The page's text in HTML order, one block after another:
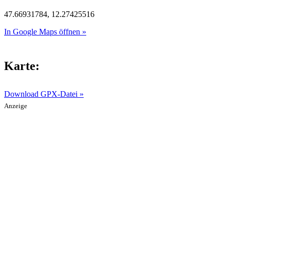
47.66931784, 12.27425516
In Google Maps öffnen »
Karte:
Download GPX-Datei »
Anzeige